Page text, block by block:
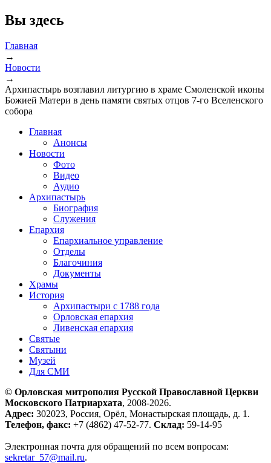
Вы здесь
Главная
→
Новости
→
Архипастырь возглавил литургию в храме Смоленской иконы
Божией Матери в день памяти святых отцов 7-го Вселенского
собора
Главная
Анонсы
Новости
Фото
Видео
Аудио
Архипастырь
Биография
Служения
Епархия
Епархиальное управление
Отделы
Благочиния
Документы
Храмы
История
Архипастыри с 1788 года
Орловская епархия
Ливенская епархия
Святые
Святыни
Музей
Для СМИ
© Орловская митрополия Русской Православной Церкви
Московского Патриархата, 2008-2026.
Адрес: 302023, Россия, Орёл, Монастырская площадь, д. 1.
Телефон, факс: +7 (4862) 47-52-77. Склад: 59-14-95
Электронная почта для обращений по всем вопросам:
sekretar_57@mail.ru.